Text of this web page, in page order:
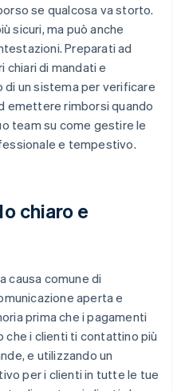
se qualcosa va storto.
sicuri, ma può anche
Preparati ad
di mandati e
di un sistema per verificare
emettere rimborsi quando
team su come gestire le
e tempestivo.
chiaro e
causa comune di
aperta e
prima che i pagamenti
che i clienti ti contattino più
e utilizzando un
per i clienti in tutte le tue